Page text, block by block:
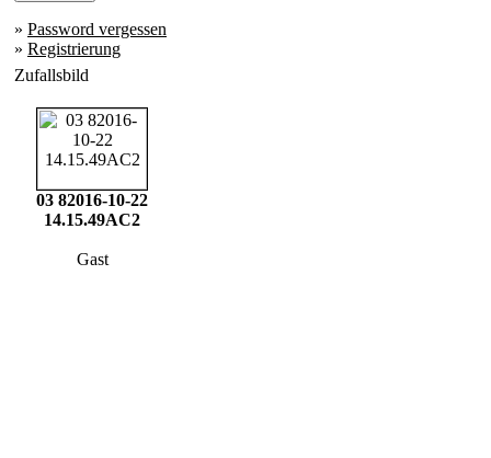
» Password vergessen
» Registrierung
Zufallsbild
03 82016-10-22
14.15.49AC2
Gast